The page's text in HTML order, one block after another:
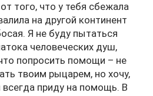
того, что у тебя сбежала
на другой континент
Я не буду пытаться
человеческих душ,
попросить помощи – не
твоим рыцарем, но хочу,
приду на помощь. В